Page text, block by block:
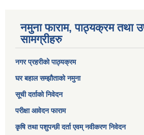
नमुना फाराम, पाठ्यक्रम तथा
सामग्रीहरु
नगर प्रहरीको पाठ्यक्रम
घर बहाल सम्झौताको नमुना
सूची दर्ताको निवेदन
परीक्षा आवेदन फाराम
कृषि तथा पशुपन्छी दर्ता एवम् नवीकरण निवेदन